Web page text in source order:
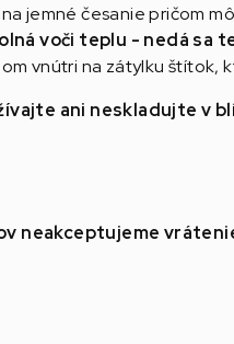
jemné česanie pričom
voči teplu - nedá sa
vnútri na zátylku štítok,
ani neskladujte v
neakceptujeme